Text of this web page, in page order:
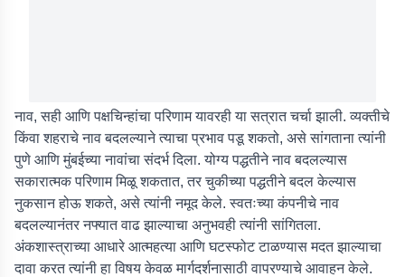
नाव, सही आणि पक्षचिन्हांचा परिणाम यावरही या सत्रात चर्चा झाली. व्यक्तीचे
किंवा शहराचे नाव बदलल्याने त्याचा प्रभाव पडू शकतो, असे सांगताना त्यांनी
पुणे आणि मुंबईच्या नावांचा संदर्भ दिला. योग्य पद्धतीने नाव बदलल्यास
सकारात्मक परिणाम मिळू शकतात, तर चुकीच्या पद्धतीने बदल केल्यास
नुकसान होऊ शकते, असे त्यांनी नमूद केले. स्वतःच्या कंपनीचे नाव
बदलल्यानंतर नफ्यात वाढ झाल्याचा अनुभवही त्यांनी सांगितला.
अंकशास्त्राच्या आधारे आत्महत्या आणि घटस्फोट टाळण्यास मदत झाल्याचा
दावा करत त्यांनी हा विषय केवळ मार्गदर्शनासाठी वापरण्याचे आवाहन केले.